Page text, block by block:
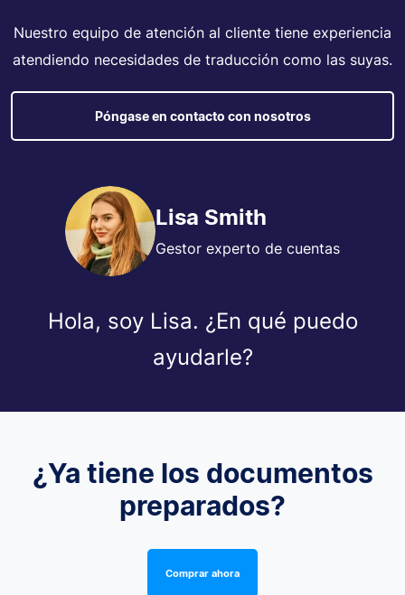
Nuestro equipo de atención al cliente tiene experiencia
atendiendo necesidades de traducción como las suyas.
Póngase en contacto con nosotros
Lisa Smith
Gestor experto de cuentas
Hola, soy Lisa. ¿En qué puedo
ayudarle?
¿Ya tiene los documentos
preparados?
Comprar ahora